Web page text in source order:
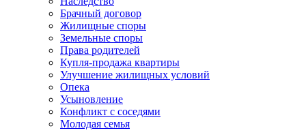
Брачный договор
Жилищные споры
Земельные споры
Права родителей
Купля-продажа квартиры
Улучшение жилищных условий
Опека
Усыновление
Конфликт с соседями
Молодая семья